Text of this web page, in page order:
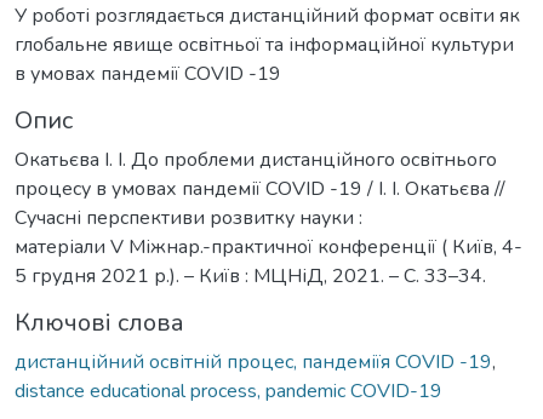
У роботі розглядається дистанційний формат освіти як
глобальне явище освітньої та інформаційної культури
в умовах пандемії COVID -19
Опис
Окатьєва І. І. До проблеми дистанційного освітнього
процесу в умовах пандемії COVID -19 / І. І. Окатьєва //
Сучасні перспективи розвитку науки :
матеріали V Міжнар.-практичної конференції ( Київ, 4-
5 грудня 2021 р.). – Київ : МЦНіД, 2021. – С. 33–34.
Ключові слова
дистанційний освітній процес, пандеміїя COVID -19,
distance educational process, pandemic COVID-19